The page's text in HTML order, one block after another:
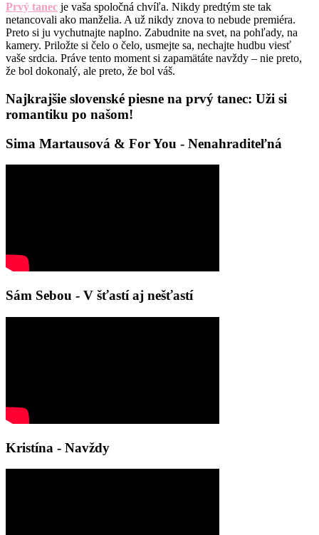
Prvý tanec je vaša spoločná chvíľa. Nikdy predtým ste tak
netancovali ako manželia. A už nikdy znova to nebude premiéra.
Preto si ju vychutnajte naplno. Zabudnite na svet, na pohľady, na
kamery. Priložte si čelo o čelo, usmejte sa, nechajte hudbu viesť
vaše srdcia. Práve tento moment si zapamätáte navždy – nie preto,
že bol dokonalý, ale preto, že bol váš.
Najkrajšie slovenské piesne na prvý tanec: Uži si
romantiku po našom!
Sima Martausová & For You - Nenahraditeľná
Sám Sebou - V šťastí aj nešťastí
Kristína - Navždy